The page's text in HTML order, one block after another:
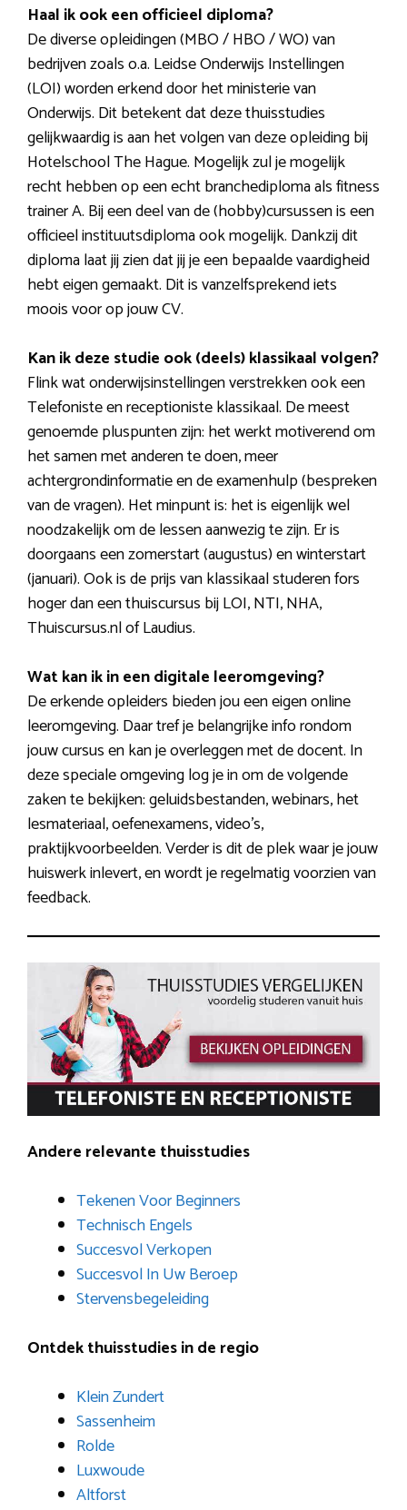
Haal ik ook een officieel diploma?
De diverse opleidingen (MBO / HBO / WO) van
bedrijven zoals o.a. Leidse Onderwijs Instellingen
(LOI) worden erkend door het ministerie van
Onderwijs. Dit betekent dat deze thuisstudies
gelijkwaardig is aan het volgen van deze opleiding bij
Hotelschool The Hague. Mogelijk zul je mogelijk
recht hebben op een echt branchediploma als fitness
trainer A. Bij een deel van de (hobby)cursussen is een
officieel instituutsdiploma ook mogelijk. Dankzij dit
diploma laat jij zien dat jij je een bepaalde vaardigheid
hebt eigen gemaakt. Dit is vanzelfsprekend iets
moois voor op jouw CV.
Kan ik deze studie ook (deels) klassikaal volgen?
Flink wat onderwijsinstellingen verstrekken ook een
Telefoniste en receptioniste klassikaal. De meest
genoemde pluspunten zijn: het werkt motiverend om
het samen met anderen te doen, meer
achtergrondinformatie en de examenhulp (bespreken
van de vragen). Het minpunt is: het is eigenlijk wel
noodzakelijk om de lessen aanwezig te zijn. Er is
doorgaans een zomerstart (augustus) en winterstart
(januari). Ook is de prijs van klassikaal studeren fors
hoger dan een thuiscursus bij LOI, NTI, NHA,
Thuiscursus.nl of Laudius.
Wat kan ik in een digitale leeromgeving?
De erkende opleiders bieden jou een eigen online
leeromgeving. Daar tref je belangrijke info rondom
jouw cursus en kan je overleggen met de docent. In
deze speciale omgeving log je in om de volgende
zaken te bekijken: geluidsbestanden, webinars, het
lesmateriaal, oefenexamens, video’s,
praktijkvoorbeelden. Verder is dit de plek waar je jouw
huiswerk inlevert, en wordt je regelmatig voorzien van
feedback.
Andere relevante thuisstudies
Tekenen Voor Beginners
Technisch Engels
Succesvol Verkopen
Succesvol In Uw Beroep
Stervensbegeleiding
Ontdek thuisstudies in de regio
Klein Zundert
Sassenheim
Rolde
Luxwoude
Altforst